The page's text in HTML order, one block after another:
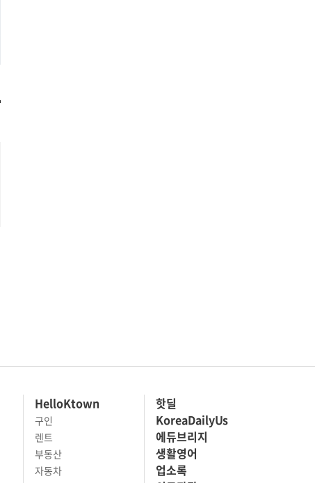
HelloKtown
구인
렌트
부동산
자동차
핫딜
KoreaDailyUs
에듀브리지
생활영어
업소록